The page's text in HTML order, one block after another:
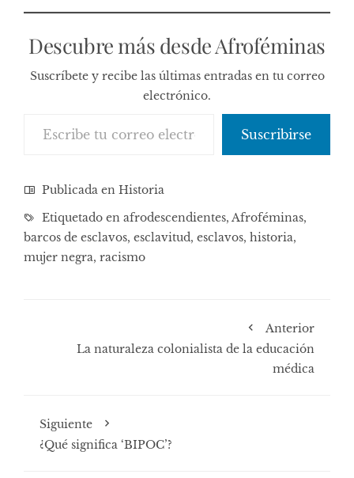
Descubre más desde Afroféminas
Suscríbete y recibe las últimas entradas en tu correo
electrónico.
Suscribirse
Publicada en Historia
Etiquetado en afrodescendientes, Afroféminas,
barcos de esclavos, esclavitud, esclavos, historia,
mujer negra, racismo
Anterior
La naturaleza colonialista de la educación
médica
Siguiente
¿Qué significa ‘BIPOC’?